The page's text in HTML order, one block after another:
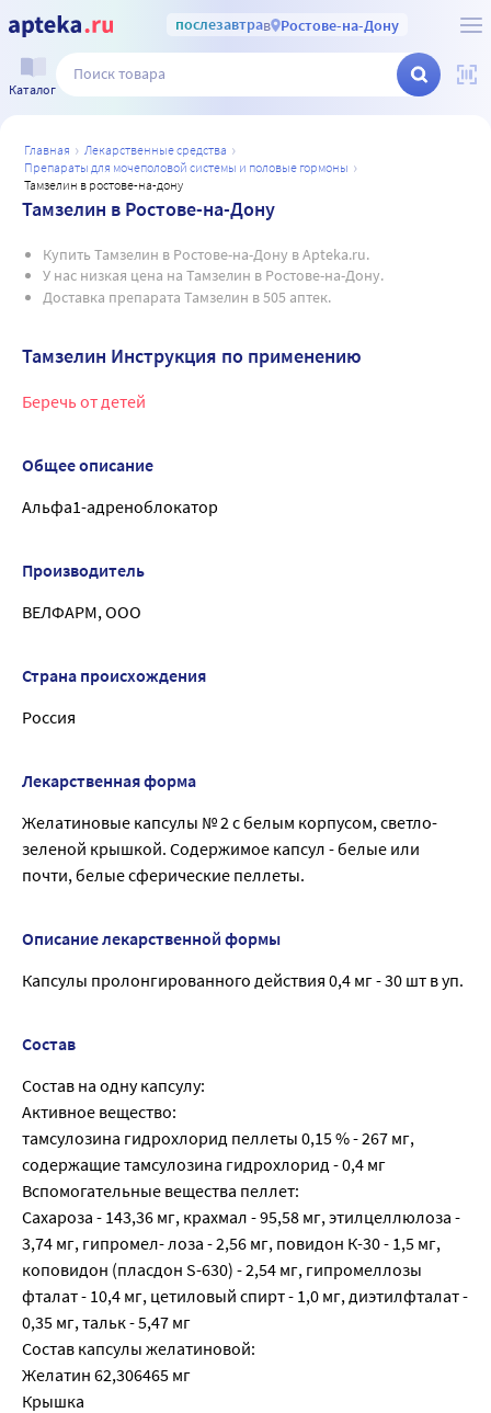
послезавтрав Ростове-на-Дону
Каталог
главная
лекарственные средства
препараты для мочеполовой системы и половые гормоны
тамзелин в ростове-на-дону
Тамзелин в Ростове-на-Дону
Купить Тамзелин в Ростове-на-Дону в Apteka.ru.
У нас низкая цена на Тамзелин в Ростове-на-Дону.
Доставка препарата Тамзелин в 505 аптек.
Тамзелин Инструкция по применению
Беречь от детей
Общее описание
Альфа1-адреноблокатор
Производитель
ВЕЛФАРМ, ООО
Страна происхождения
Россия
Лекарственная форма
Желатиновые капсулы № 2 с белым корпусом, светло-
зеленой крышкой. Содержимое капсул - белые или
почти, белые сферические пеллеты.
Описание лекарственной формы
Капсулы пролонгированного действия 0,4 мг - 30 шт в уп.
Состав
Состав на одну капсулу:
Активное вещество:
тамсулозина гидрохлорид пеллеты 0,15 % - 267 мг,
содержащие тамсулозина гидрохлорид - 0,4 мг
Вспомогательные вещества пеллет:
Сахароза - 143,36 мг, крахмал - 95,58 мг, этилцеллюлоза -
3,74 мг, гипромел- лоза - 2,56 мг, повидон К-30 - 1,5 мг,
коповидон (пласдон S-630) - 2,54 мг, гипромеллозы
фталат - 10,4 мг, цетиловый спирт - 1,0 мг, диэтилфталат -
0,35 мг, тальк - 5,47 мг
Состав капсулы желатиновой:
Желатин 62,306465 мг
Крышка